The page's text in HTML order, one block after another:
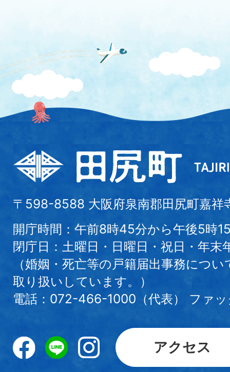
〒598-8588 大阪府泉南郡田尻町嘉祥
開庁時間：午前8時45分から午後5時
閉庁日：土曜日・日曜日・祝日・年末
（婚姻・死亡等の戸籍届出事務につ
取り扱いしています。）
電話：072-466-1000（代表） ファ
アクセス